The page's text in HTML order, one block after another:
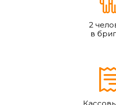
2
в